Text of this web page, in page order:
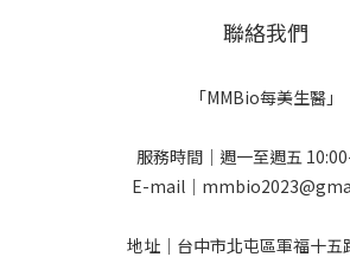
聯絡我們
「MMBio每美生醫」
服務時間｜週一至週五
E-mail｜
地址｜台中市北屯區軍福十五